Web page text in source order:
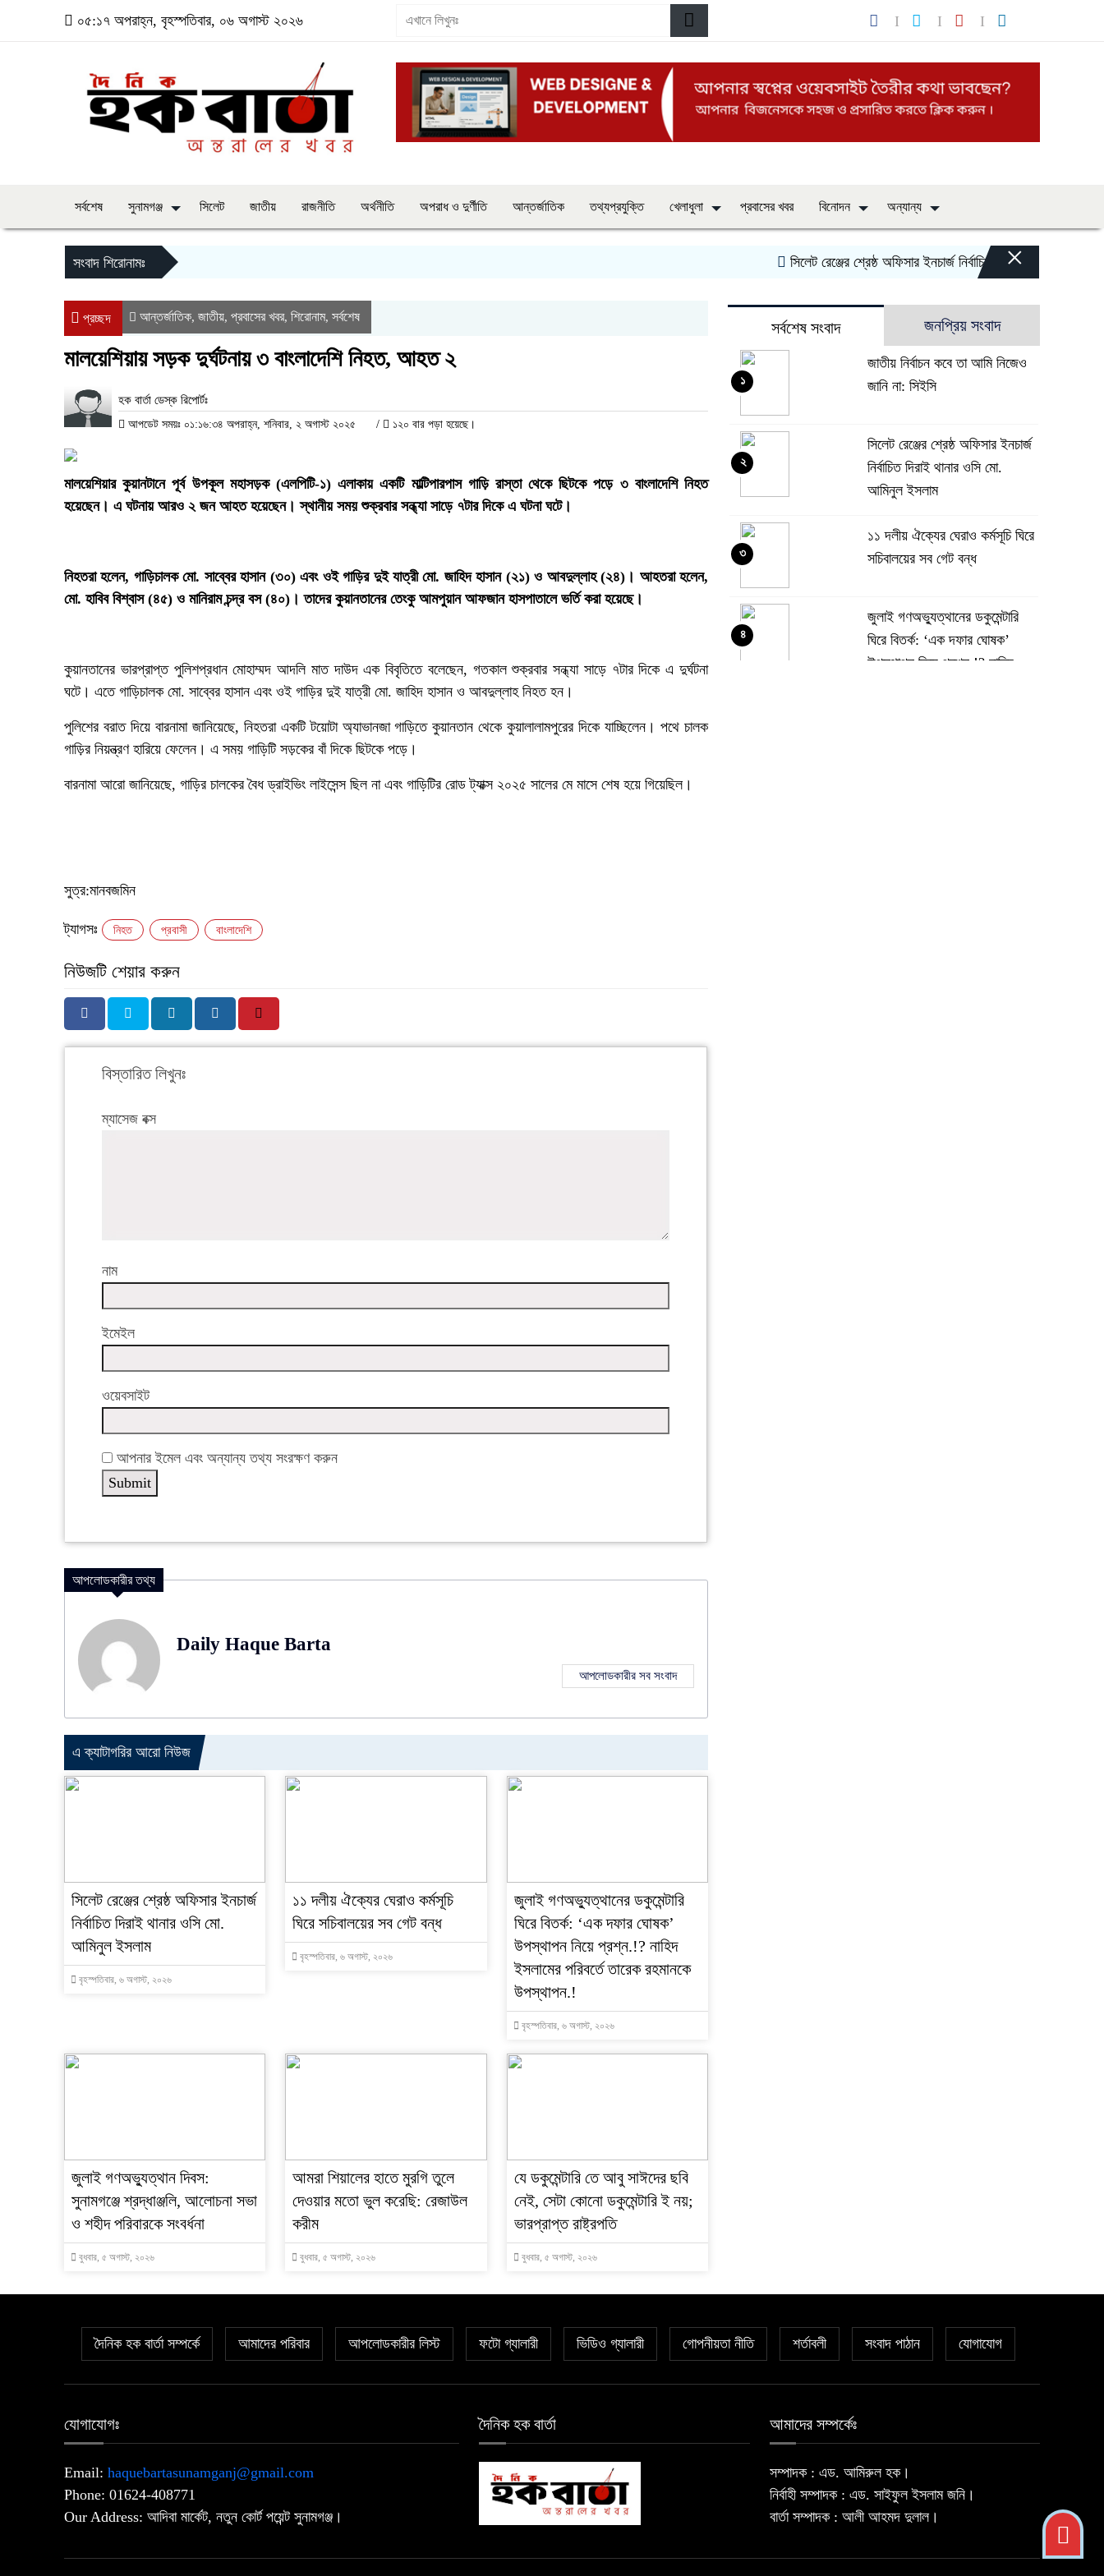
০৫:১৭ অপরাহ্ন, বৃহস্পতিবার, ০৬ অগাস্ট ২০২৬
সর্বশেষ সুনামগঞ্জ সিলেট জাতীয় রাজনীতি অর্থনীতি অপরাধ ও দুর্ণীতি আন্তর্জাতিক তথ্যপ্রযুক্তি খেলাধুলা প্রবাসের খবর বিনোদন অন্যান্য
সংবাদ শিরোনামঃ ‎সিলেট রেঞ্জের শ্রেষ্ঠ অফিসার ইনচার্জ নির্বাচিত দিরাই থানার ওসি মো.
×
প্রচ্ছদ আন্তর্জাতিক, জাতীয়, প্রবাসের খবর, শিরোনাম, সর্বশেষ
মালয়েশিয়ায় সড়ক দুর্ঘটনায় ৩ বাংলাদেশি নিহত, আহত ২
হক বার্তা ডেস্ক রিপোর্টঃ
আপডেট সময়ঃ ০১:১৬:৩৪ অপরাহ্ন, শনিবার, ২ অগাস্ট ২০২৫ / ১২০ বার পড়া হয়েছে।
মালয়েশিয়ার কুয়ানটানে পূর্ব উপকূল মহাসড়ক (এলপিটি-১) এলাকায় একটি মাল্টিপারপাস গাড়ি রাস্তা থেকে ছিটকে পড়ে ৩ বাংলাদেশি নিহত
হয়েছেন। এ ঘটনায় আরও ২ জন আহত হয়েছেন। স্থানীয় সময় শুক্রবার সন্ধ্যা সাড়ে ৭টার দিকে এ ঘটনা ঘটে।
নিহতরা হলেন, গাড়িচালক মো. সাব্বের হাসান (৩০) এবং ওই গাড়ির দুই যাত্রী মো. জাহিদ হাসান (২১) ও আবদুল্লাহ (২৪)। আহতরা হলেন,
মো. হাবিব বিশ্বাস (৪৫) ও মানিরাম চন্দ্র বস (৪০)। তাদের কুয়ানতানের তেংকু আমপুয়ান আফজান হাসপাতালে ভর্তি করা হয়েছে।
কুয়ানতানের ভারপ্রাপ্ত পুলিশপ্রধান মোহাম্মদ আদলি মাত দাউদ এক বিবৃতিতে বলেছেন, গতকাল শুক্রবার সন্ধ্যা সাড়ে ৭টার দিকে এ দুর্ঘটনা
ঘটে। এতে গাড়িচালক মো. সাব্বের হাসান এবং ওই গাড়ির দুই যাত্রী মো. জাহিদ হাসান ও আবদুল্লাহ নিহত হন।
পুলিশের বরাত দিয়ে বারনামা জানিয়েছে, নিহতরা একটি টয়োটা অ্যাভানজা গাড়িতে কুয়ানতান থেকে কুয়ালালামপুরের দিকে যাচ্ছিলেন। পথে চালক
গাড়ির নিয়ন্ত্রণ হারিয়ে ফেলেন। এ সময় গাড়িটি সড়কের বাঁ দিকে ছিটকে পড়ে।
বারনামা আরো জানিয়েছে, গাড়ির চালকের বৈধ ড্রাইভিং লাইসেন্স ছিল না এবং গাড়িটির রোড ট্যাক্স ২০২৫ সালের মে মাসে শেষ হয়ে গিয়েছিল।
সুত্র:মানবজমিন
ট্যাগসঃ নিহত প্রবাসী বাংলাদেশি
নিউজটি শেয়ার করুন
বিস্তারিত লিখুনঃ
ম্যাসেজ বক্স
নাম
ইমেইল
ওয়েবসাইট
আপনার ইমেল এবং অন্যান্য তথ্য সংরক্ষণ করুন
আপলোডকারীর তথ্য
Daily Haque Barta
আপলোডকারীর সব সংবাদ
এ ক্যাটাগরির আরো নিউজ
‎সিলেট রেঞ্জের শ্রেষ্ঠ অফিসার ইনচার্জ
নির্বাচিত দিরাই থানার ওসি মো.
আমিনুল ইসলাম
বৃহস্পতিবার, ৬ অগাস্ট, ২০২৬
‎১১ দলীয় ঐক্যের ঘেরাও কর্মসূচি
ঘিরে সচিবালয়ের সব গেট বন্ধ
বৃহস্পতিবার, ৬ অগাস্ট, ২০২৬
‎জুলাই গণঅভ্যুত্থানের ডকুমেন্টারি
ঘিরে বিতর্ক: ‘এক দফার ঘোষক’
উপস্থাপন নিয়ে প্রশ্ন.!? নাহিদ
ইসলামের পরিবর্তে তারেক রহমানকে
উপস্থাপন.!
বৃহস্পতিবার, ৬ অগাস্ট, ২০২৬
জুলাই গণঅভ্যুত্থান দিবস:
সুনামগঞ্জে শ্রদ্ধাঞ্জলি, আলোচনা সভা
ও শহীদ পরিবারকে সংবর্ধনা
বুধবার, ৫ অগাস্ট, ২০২৬
‎আমরা শিয়ালের হাতে মুরগি তুলে
দেওয়ার মতো ভুল করেছি: রেজাউল
করীম
বুধবার, ৫ অগাস্ট, ২০২৬
যে ডকুমেন্টারি তে আবু সাঈদের ছবি
নেই, সেটা কোনো ডকুমেন্টারি ই নয়;
ভারপ্রাপ্ত রাষ্ট্রপতি
বুধবার, ৫ অগাস্ট, ২০২৬
সর্বশেষ সংবাদ জনপ্রিয় সংবাদ
জাতীয় নির্বাচন কবে তা আমি নিজেও
জানি না: সিইসি
১
‎সিলেট রেঞ্জের শ্রেষ্ঠ অফিসার ইনচার্জ
নির্বাচিত দিরাই থানার ওসি মো.
আমিনুল ইসলাম
২
‎১১ দলীয় ঐক্যের ঘেরাও কর্মসূচি ঘিরে
সচিবালয়ের সব গেট বন্ধ
৩
‎জুলাই গণঅভ্যুত্থানের ডকুমেন্টারি
ঘিরে বিতর্ক: ‘এক দফার ঘোষক’
উপস্থাপন নিয়ে প্রশ্ন.!? নাহিদ
৪
দৈনিক হক বার্তা সম্পর্কে আমাদের পরিবার আপলোডকারীর লিস্ট ফটো গ্যালারী ভিডিও গ্যালারী গোপনীয়তা নীতি শর্তাবলী সংবাদ পাঠান যোগাযোগ
যোগাযোগঃ
Email: haquebartasunamganj@gmail.com
Phone: 01624-408771
Our Address: আদিবা মার্কেট, নতুন কোর্ট পয়েন্ট সুনামগঞ্জ।
দৈনিক হক বার্তা আমাদের সম্পর্কেঃ
সম্পাদক : এড. আমিরুল হক।
নির্বাহী সম্পাদক : এড. সাইফুল ইসলাম জনি।
বার্তা সম্পাদক : আলী আহমদ দুলাল।